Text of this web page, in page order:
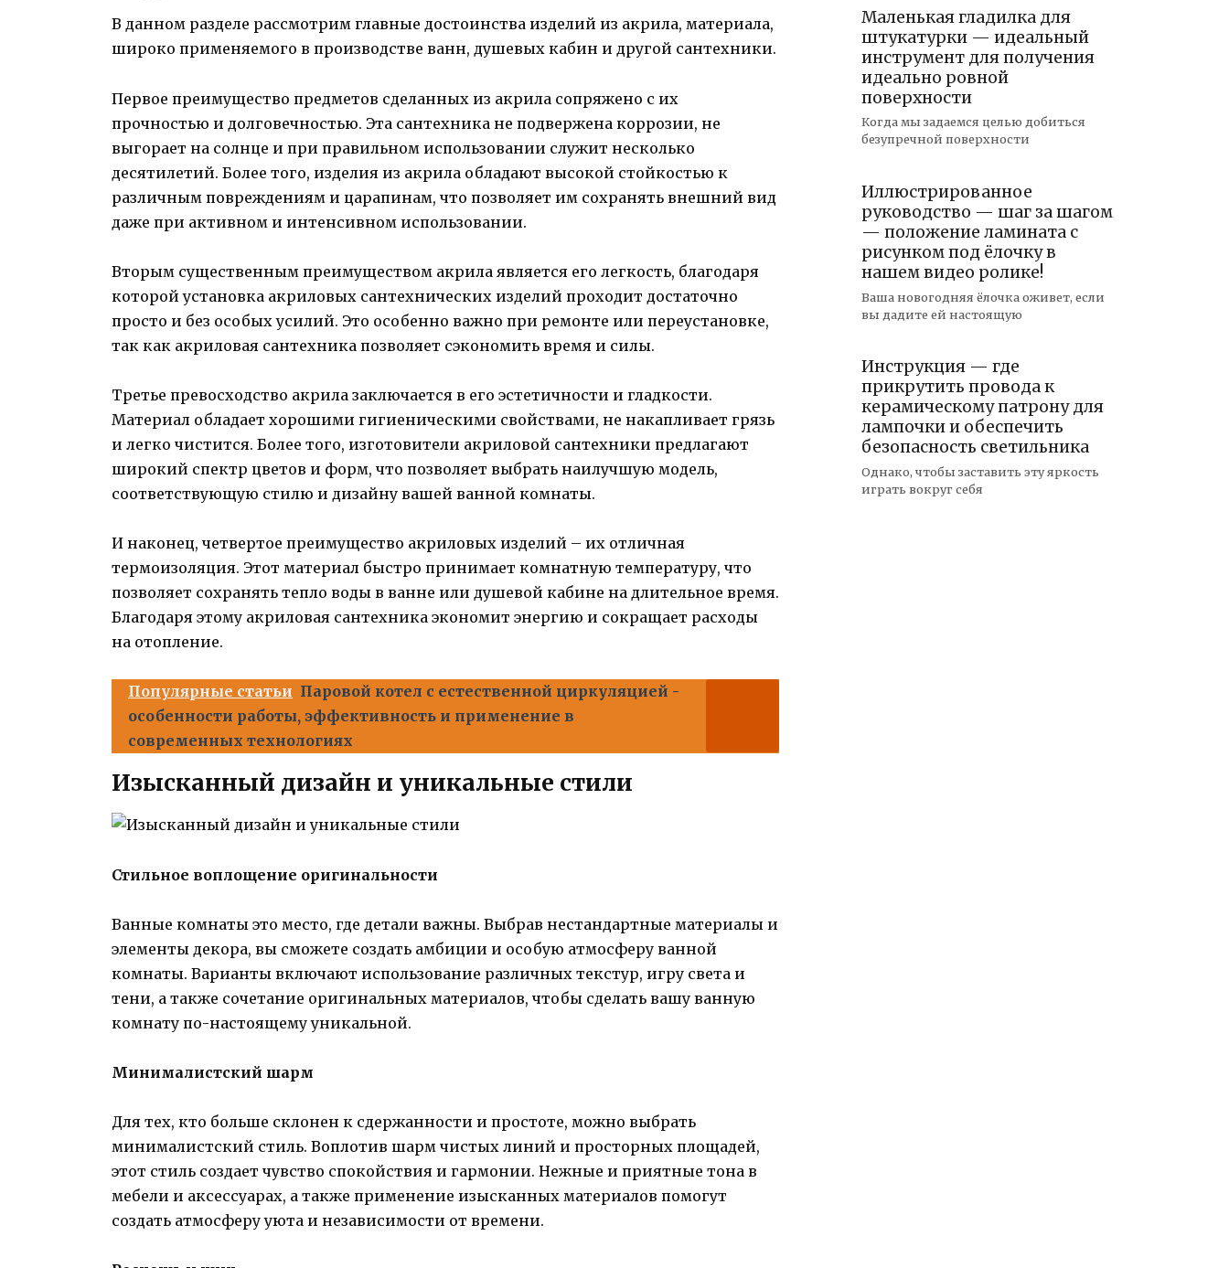
В данном разделе рассмотрим главные достоинства изделий из акрила, материала,
широко применяемого в производстве ванн, душевых кабин и другой сантехники.
Первое преимущество предметов сделанных из акрила сопряжено с их
прочностью и долговечностью. Эта сантехника не подвержена коррозии, не
выгорает на солнце и при правильном использовании служит несколько
десятилетий. Более того, изделия из акрила обладают высокой стойкостью к
различным повреждениям и царапинам, что позволяет им сохранять внешний вид
даже при активном и интенсивном использовании.
Вторым существенным преимуществом акрила является его легкость, благодаря
которой установка акриловых сантехнических изделий проходит достаточно
просто и без особых усилий. Это особенно важно при ремонте или переустановке,
так как акриловая сантехника позволяет сэкономить время и силы.
Третье превосходство акрила заключается в его эстетичности и гладкости.
Материал обладает хорошими гигиеническими свойствами, не накапливает грязь
и легко чистится. Более того, изготовители акриловой сантехники предлагают
широкий спектр цветов и форм, что позволяет выбрать наилучшую модель,
соответствующую стилю и дизайну вашей ванной комнаты.
И наконец, четвертое преимущество акриловых изделий – их отличная
термоизоляция. Этот материал быстро принимает комнатную температуру, что
позволяет сохранять тепло воды в ванне или душевой кабине на длительное время.
Благодаря этому акриловая сантехника экономит энергию и сокращает расходы
на отопление.
Популярные статьи Паровой котел с естественной циркуляцией -
особенности работы, эффективность и применение в
современных технологиях
Изысканный дизайн и уникальные стили
Стильное воплощение оригинальности
Ванные комнаты это место, где детали важны. Выбрав нестандартные материалы и
элементы декора, вы сможете создать амбиции и особую атмосферу ванной
комнаты. Варианты включают использование различных текстур, игру света и
тени, а также сочетание оригинальных материалов, чтобы сделать вашу ванную
комнату по-настоящему уникальной.
Минималистский шарм
Для тех, кто больше склонен к сдержанности и простоте, можно выбрать
минималистский стиль. Воплотив шарм чистых линий и просторных площадей,
этот стиль создает чувство спокойствия и гармонии. Нежные и приятные тона в
мебели и аксессуарах, а также применение изысканных материалов помогут
создать атмосферу уюта и независимости от времени.
Маленькая гладилка для
штукатурки — идеальный
инструмент для получения
идеально ровной
поверхности
Когда мы задаемся целью добиться
безупречной поверхности
Иллюстрированное
руководство — шаг за шагом
— положение ламината с
рисунком под ёлочку в
нашем видео ролике!
Ваша новогодняя ёлочка оживет, если
вы дадите ей настоящую
Инструкция — где
прикрутить провода к
керамическому патрону для
лампочки и обеспечить
безопасность светильника
Однако, чтобы заставить эту яркость
играть вокруг себя